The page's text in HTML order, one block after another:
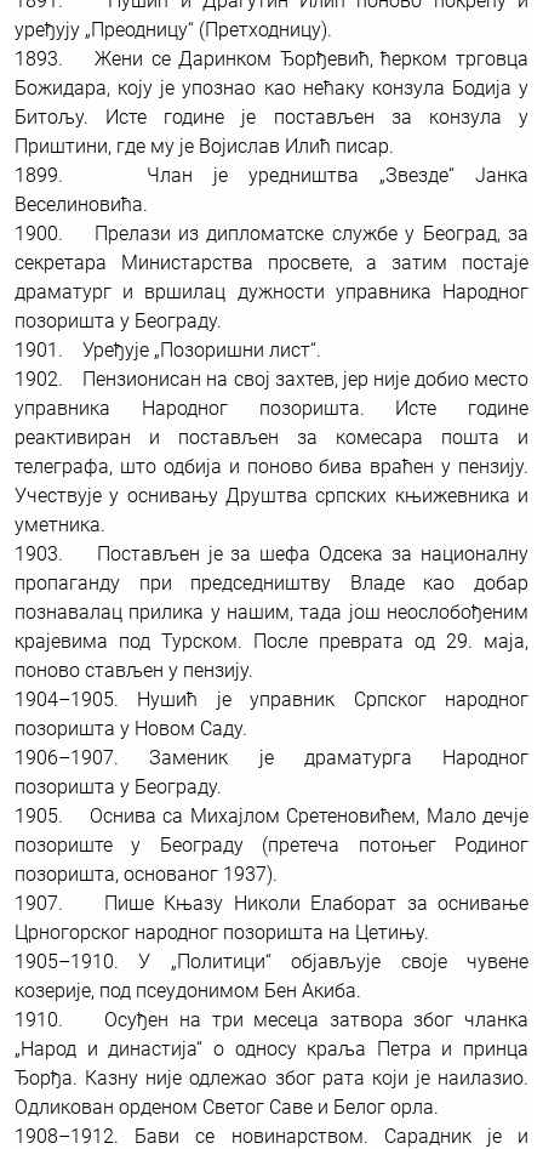
уређују „Преодницу“ (Претходницу).
1893. Жени се Даринком Ђорђевић, ћерком трговца
Божидара, коју је упознао као нећаку конзула Бодија у
Битољу. Исте године је постављен за конзула у
Приштини, где му је Војислав Илић писар.
1899. Члан је уредништва „Звезде“ Јанка
Веселиновића.
1900. Прелази из дипломатске службе у Београд, за
секретара Министарства просвете, а затим постаје
драматург и вршилац дужности управника Народног
позоришта у Београду.
1901. Уређује „Позоришни лист“.
1902. Пензионисан на свој захтев, јер није добио место
управника Народног позоришта. Исте године
реактивиран и постављен за комесара пошта и
телеграфа, што одбија и поново бива враћен у пензију.
Учествује у оснивању Друштва српских књижевника и
уметника.
1903. Постављен је за шефа Одсека за националну
пропаганду при председништву Владе као добар
познавалац прилика у нашим, тада још неослобођеним
крајевима под Турском. После преврата од 29. маја,
поново стављен у пензију.
1904–1905. Нушић је управник Српског народног
позоришта у Новом Саду.
1906–1907. Заменик је драматурга Народног
позоришта у Београду.
1905. Оснива са Михајлом Сретеновићем, Мало дечје
позориште у Београду (претеча потоњег Родиног
позоришта, основаног 1937).
1907. Пише Књазу Николи Елаборат за оснивање
Црногорског народног позоришта на Цетињу.
1905–1910. У „Политици“ објављује своје чувене
козерије, под псеудонимом Бен Акиба.
1910. Осуђен на три месеца затвора због чланка
„Народ и династија“ о односу краља Петра и принца
Ђорђа. Казну није одлежао због рата који је наилазио.
Одликован орденом Светог Саве и Белог орла.
1908–1912. Бави се новинарством. Сарадник је и